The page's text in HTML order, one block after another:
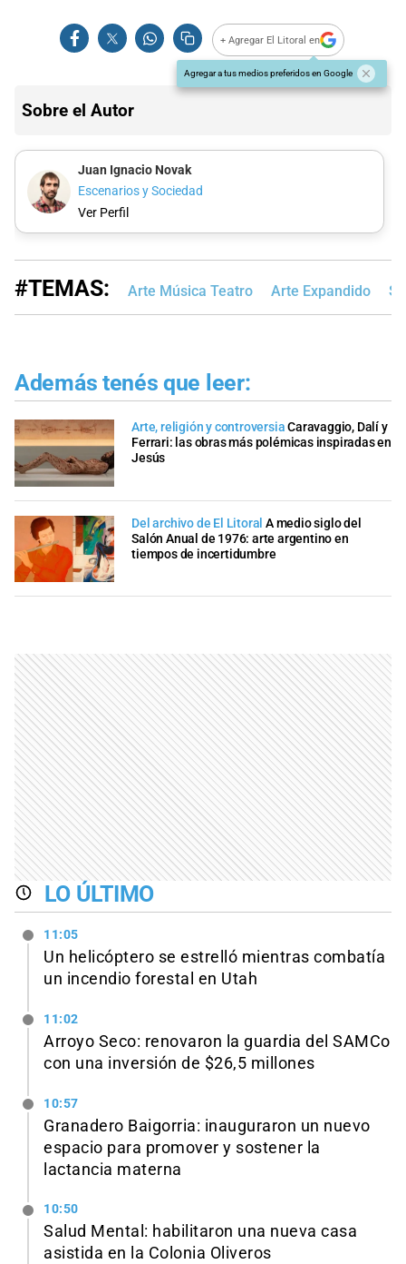
+ Agregar El Litoral en
Agregar a tus medios preferidos en Google
Sobre el Autor
Juan Ignacio Novak
Escenarios y Sociedad
Ver Perfil
#TEMAS: Arte Música Teatro Arte Expandido
Además tenés que leer:
Arte, religión y controversiaCaravaggio, Dalí y
Ferrari: las obras más polémicas inspiradas en
Jesús
Del archivo de El Litoral A medio siglo del
Salón Anual de 1976: arte argentino en
tiempos de incertidumbre
LO ÚLTIMO
11:05
Un helicóptero se estrelló mientras combatía
un incendio forestal en Utah
11:02
Arroyo Seco: renovaron la guardia del SAMCo
con una inversión de $26,5 millones
10:57
Granadero Baigorria: inauguraron un nuevo
espacio para promover y sostener la
lactancia materna
10:50
Salud Mental: habilitaron una nueva casa
asistida en la Colonia Oliveros